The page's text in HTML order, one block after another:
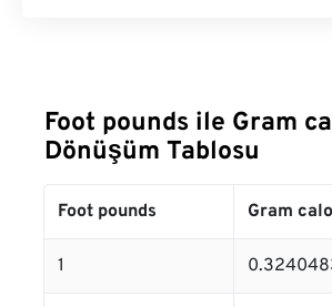
Foot pounds ile Gram
Dönüşüm Tablosu
Foot pounds Gram
1